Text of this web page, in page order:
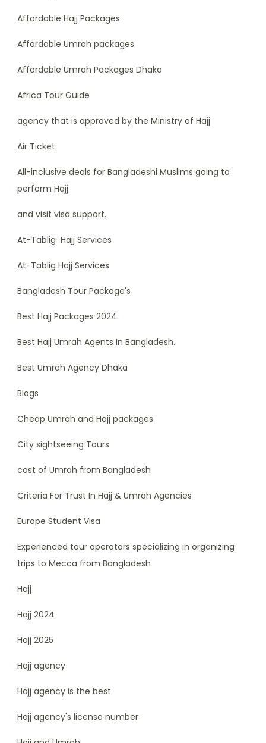
Affordable Hajj Packages
Affordable Umrah packages
Affordable Umrah Packages Dhaka
Africa Tour Guide
agency that is approved by the Ministry of Hajj
Air Ticket
All-inclusive deals for Bangladeshi Muslims going to
perform Hajj
and visit visa support.
At-Tablig Hajj Services
At-Tablig Hajj Services
Bangladesh Tour Package's
Best Hajj Packages 2024
Best Hajj Umrah Agents In Bangladesh.
Best Umrah Agency Dhaka
Blogs
Cheap Umrah and Hajj packages
City sightseeing Tours
cost of Umrah from Bangladesh
Criteria For Trust In Hajj & Umrah Agencies
Europe Student Visa
Experienced tour operators specializing in organizing
trips to Mecca from Bangladesh
Hajj
Hajj 2024
Hajj 2025
Hajj agency
Hajj agency is the best
Hajj agency's license number